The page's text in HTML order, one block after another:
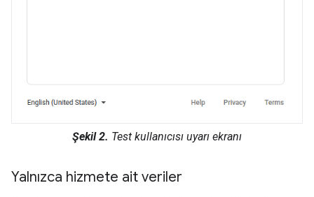
Şekil 2. Test kullanıcısı uyarı ekranı
Yalnızca hizmete ait veriler